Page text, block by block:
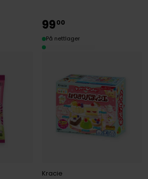
Kracie
9900
På nettlager